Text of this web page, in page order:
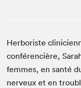
Herboriste
conférencière,
femmes, en santé
nerveux et en